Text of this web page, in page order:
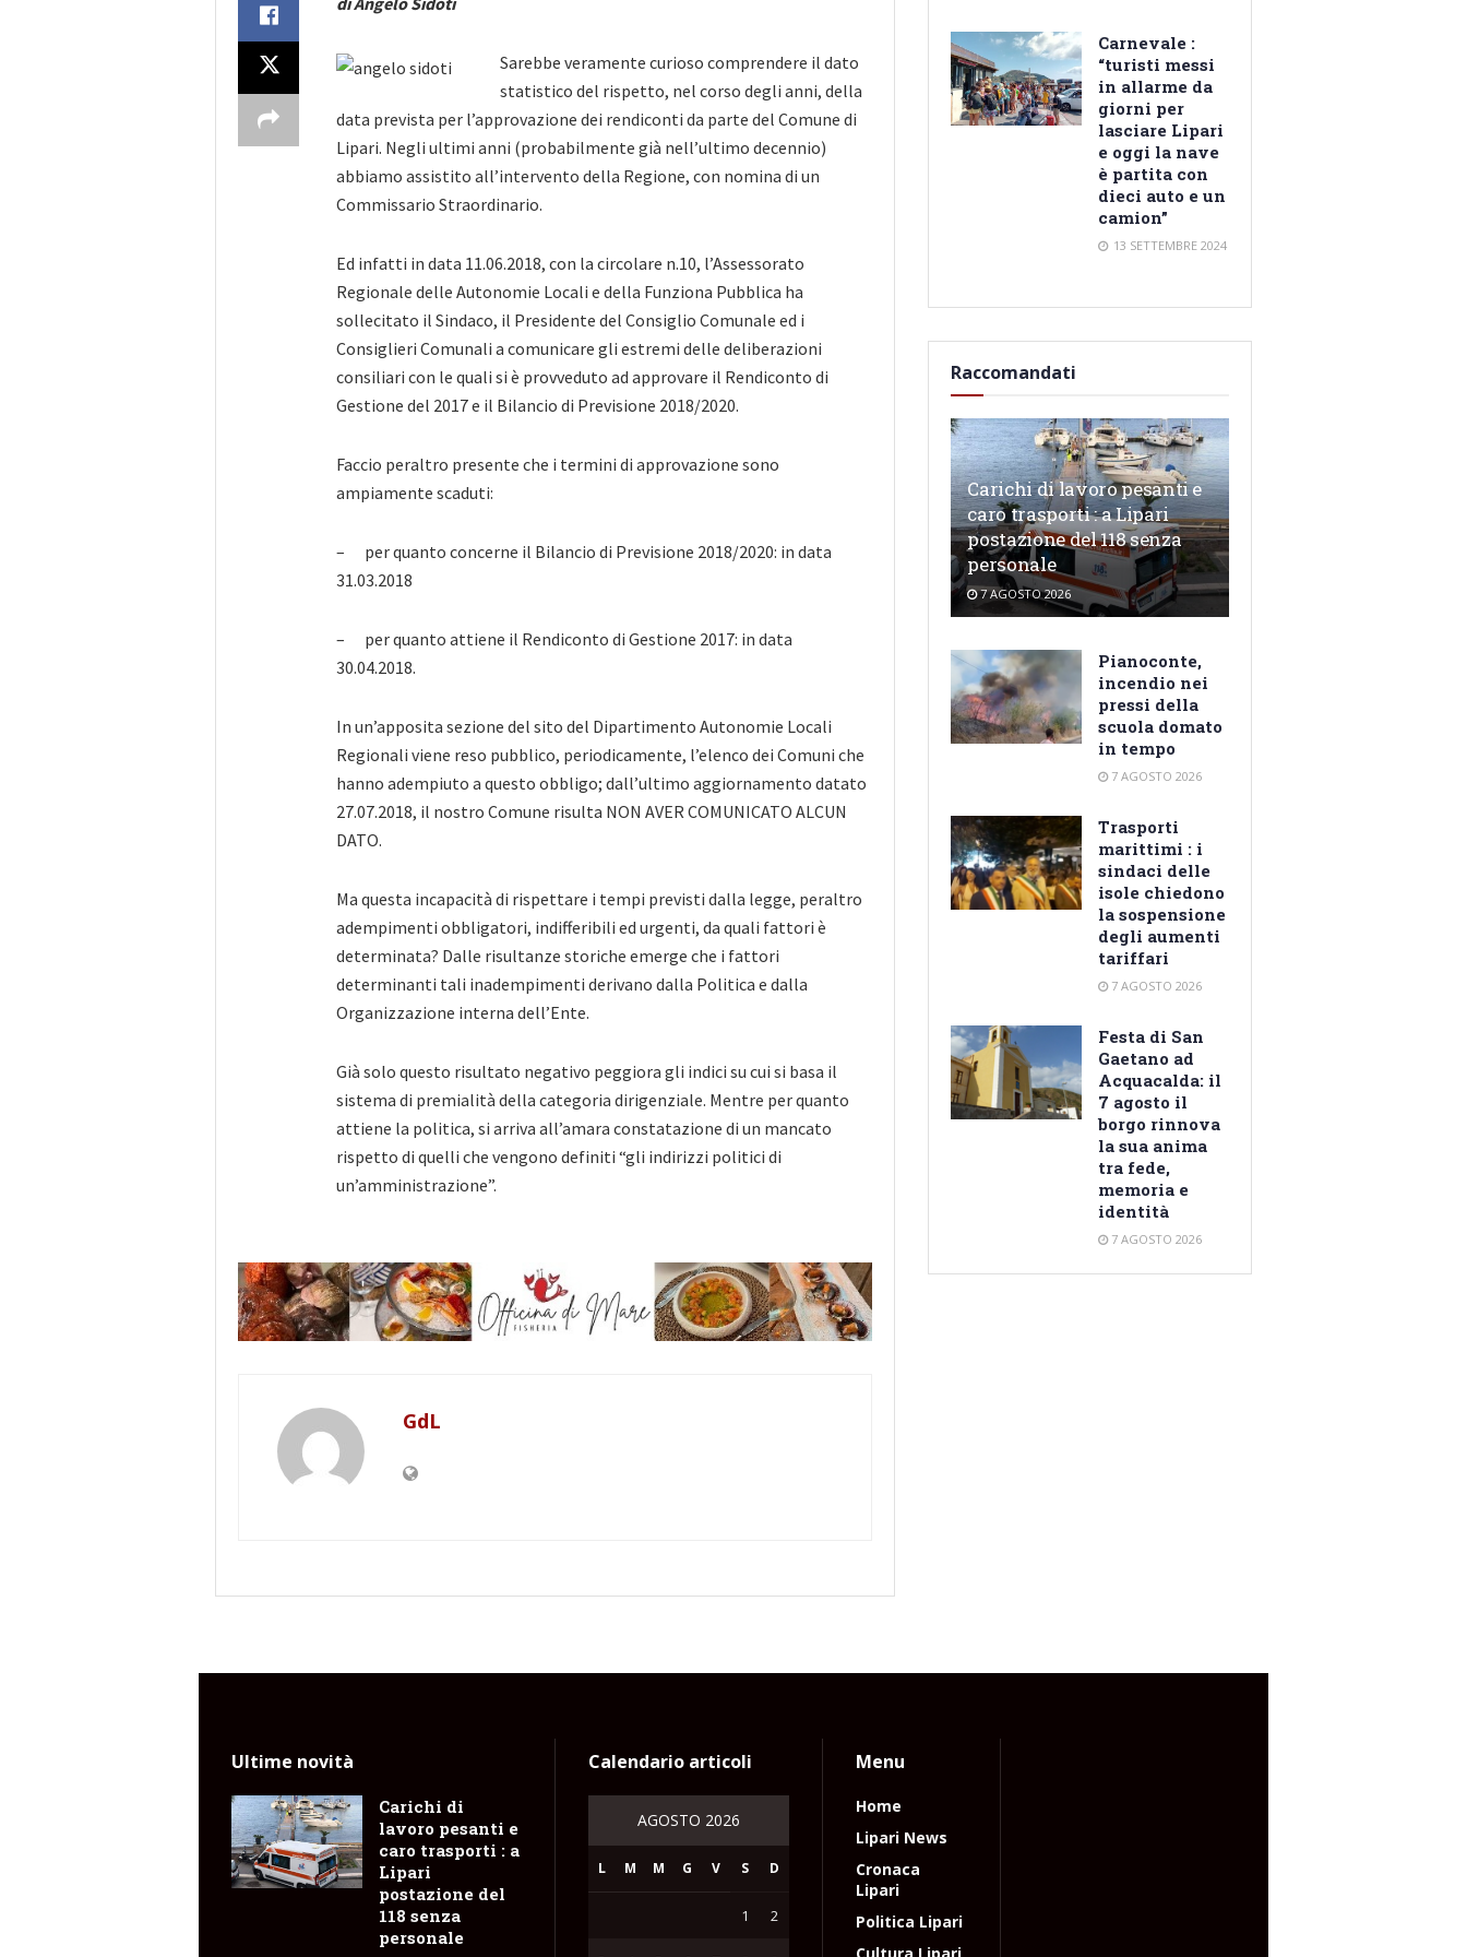
Sarebbe veramente curioso comprendere il dato
statistico del rispetto, nel corso degli anni, della
data prevista per l’approvazione dei rendiconti da parte del Comune di
Lipari. Negli ultimi anni (probabilmente già nell’ultimo decennio)
abbiamo assistito all’intervento della Regione, con nomina di un
Commissario Straordinario.
Ed infatti in data 11.06.2018, con la circolare n.10, l’Assessorato
Regionale delle Autonomie Locali e della Funziona Pubblica ha
sollecitato il Sindaco, il Presidente del Consiglio Comunale ed i
Consiglieri Comunali a comunicare gli estremi delle deliberazioni
consiliari con le quali si è provveduto ad approvare il Rendiconto di
Gestione del 2017 e il Bilancio di Previsione 2018/2020.
Faccio peraltro presente che i termini di approvazione sono
ampiamente scaduti:
– per quanto concerne il Bilancio di Previsione 2018/2020: in data
31.03.2018
– per quanto attiene il Rendiconto di Gestione 2017: in data
30.04.2018.
In un’apposita sezione del sito del Dipartimento Autonomie Locali
Regionali viene reso pubblico, periodicamente, l’elenco dei Comuni che
hanno adempiuto a questo obbligo; dall’ultimo aggiornamento datato
27.07.2018, il nostro Comune risulta NON AVER COMUNICATO ALCUN
DATO.
Ma questa incapacità di rispettare i tempi previsti dalla legge, peraltro
adempimenti obbligatori, indifferibili ed urgenti, da quali fattori è
determinata? Dalle risultanze storiche emerge che i fattori
determinanti tali inadempimenti derivano dalla Politica e dalla
Organizzazione interna dell’Ente.
Già solo questo risultato negativo peggiora gli indici su cui si basa il
sistema di premialità della categoria dirigenziale. Mentre per quanto
attiene la politica, si arriva all’amara constatazione di un mancato
rispetto di quelli che vengono definiti “gli indirizzi politici di
un’amministrazione”.
GdL
Carnevale :
“turisti messi
in allarme da
giorni per
lasciare Lipari
e oggi la nave
è partita con
dieci auto e un
camion”
13 SETTEMBRE 2024
Raccomandati
Carichi di lavoro pesanti e
caro trasporti : a Lipari
postazione del 118 senza
personale
7 AGOSTO 2026
Pianoconte,
incendio nei
pressi della
scuola domato
in tempo
7 AGOSTO 2026
Trasporti
marittimi : i
sindaci delle
isole chiedono
la sospensione
degli aumenti
tariffari
7 AGOSTO 2026
Festa di San
Gaetano ad
Acquacalda: il
7 agosto il
borgo rinnova
la sua anima
tra fede,
memoria e
identità
7 AGOSTO 2026
Ultime novità
Carichi di
lavoro pesanti e
caro trasporti : a
Lipari
postazione del
118 senza
personale
Calendario articoli
AGOSTO 2026
L M M G V S D
1 2
Menu
Home
Lipari News
Cronaca
Lipari
Politica Lipari
Cultura Lipari